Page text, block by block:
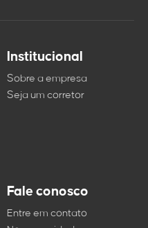
Institucional
Sobre a empresa
Seja um corretor
Fale conosco
Entre em contato